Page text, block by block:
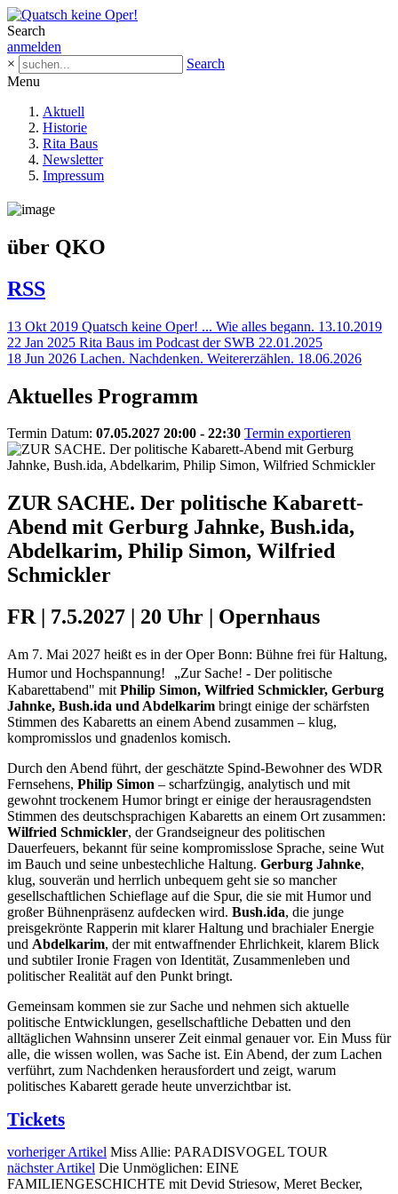
Search
anmelden
×
Search
Menu
Aktuell
Historie
Rita Baus
Newsletter
Impressum
über QKO
RSS
13 Okt 2019 Quatsch keine Oper! ... Wie alles begann. 13.10.2019
22 Jan 2025 Rita Baus im Podcast der SWB 22.01.2025
18 Jun 2026 Lachen. Nachdenken. Weitererzählen. 18.06.2026
Aktuelles Programm
Termin Datum: 07.05.2027 20:00 - 22:30 Termin exportieren
ZUR SACHE. Der politische Kabarett-
Abend mit Gerburg Jahnke, Bush.ida,
Abdelkarim, Philip Simon, Wilfried
Schmickler
FR | 7.5.2027 | 20 Uhr | Opernhaus
Am 7. Mai 2027 heißt es in der Oper Bonn: Bühne frei für Haltung,
Humor und Hochspannung! „Zur Sache! - Der politische
Kabarettabend" mit Philip Simon, Wilfried Schmickler, Gerburg
Jahnke, Bush.ida und Abdelkarim bringt einige der schärfsten
Stimmen des Kabaretts an einem Abend zusammen – klug,
kompromisslos und gnadenlos komisch.
Durch den Abend führt, der geschätzte Spind-Bewohner des WDR
Fernsehens, Philip Simon – scharfzüngig, analytisch und mit
gewohnt trockenem Humor bringt er einige der herausragendsten
Stimmen des deutschsprachigen Kabaretts an einem Ort zusammen:
Wilfried Schmickler, der Grandseigneur des politischen
Dauerfeuers, bekannt für seine kompromisslose Sprache, seine Wut
im Bauch und seine unbestechliche Haltung. Gerburg Jahnke,
klug, souverän und herrlich unbequem geht sie so mancher
gesellschaftlichen Schieflage auf die Spur, die sie mit Humor und
großer Bühnenpräsenz aufdecken wird. Bush.ida, die junge
preisgekrönte Rapperin mit klarer Haltung und brachialer Energie
und Abdelkarim, der mit entwaffnender Ehrlichkeit, klarem Blick
und subtiler Ironie Fragen von Identität, Zusammenleben und
politischer Realität auf den Punkt bringt.
Gemeinsam kommen sie zur Sache und nehmen sich aktuelle
politische Entwicklungen, gesellschaftliche Debatten und den
alltäglichen Wahnsinn unserer Zeit einmal genauer vor. Ein Muss für
alle, die wissen wollen, was Sache ist. Ein Abend, der zum Lachen
verführt, zum Nachdenken herausfordert und zeigt, warum
politisches Kabarett gerade heute unverzichtbar ist.
Tickets
vorheriger Artikel Miss Allie: PARADISVOGEL TOUR
nächster Artikel Die Unmöglichen: EINE
FAMILIENGESCHICHTE mit Devid Striesow, Meret Becker,